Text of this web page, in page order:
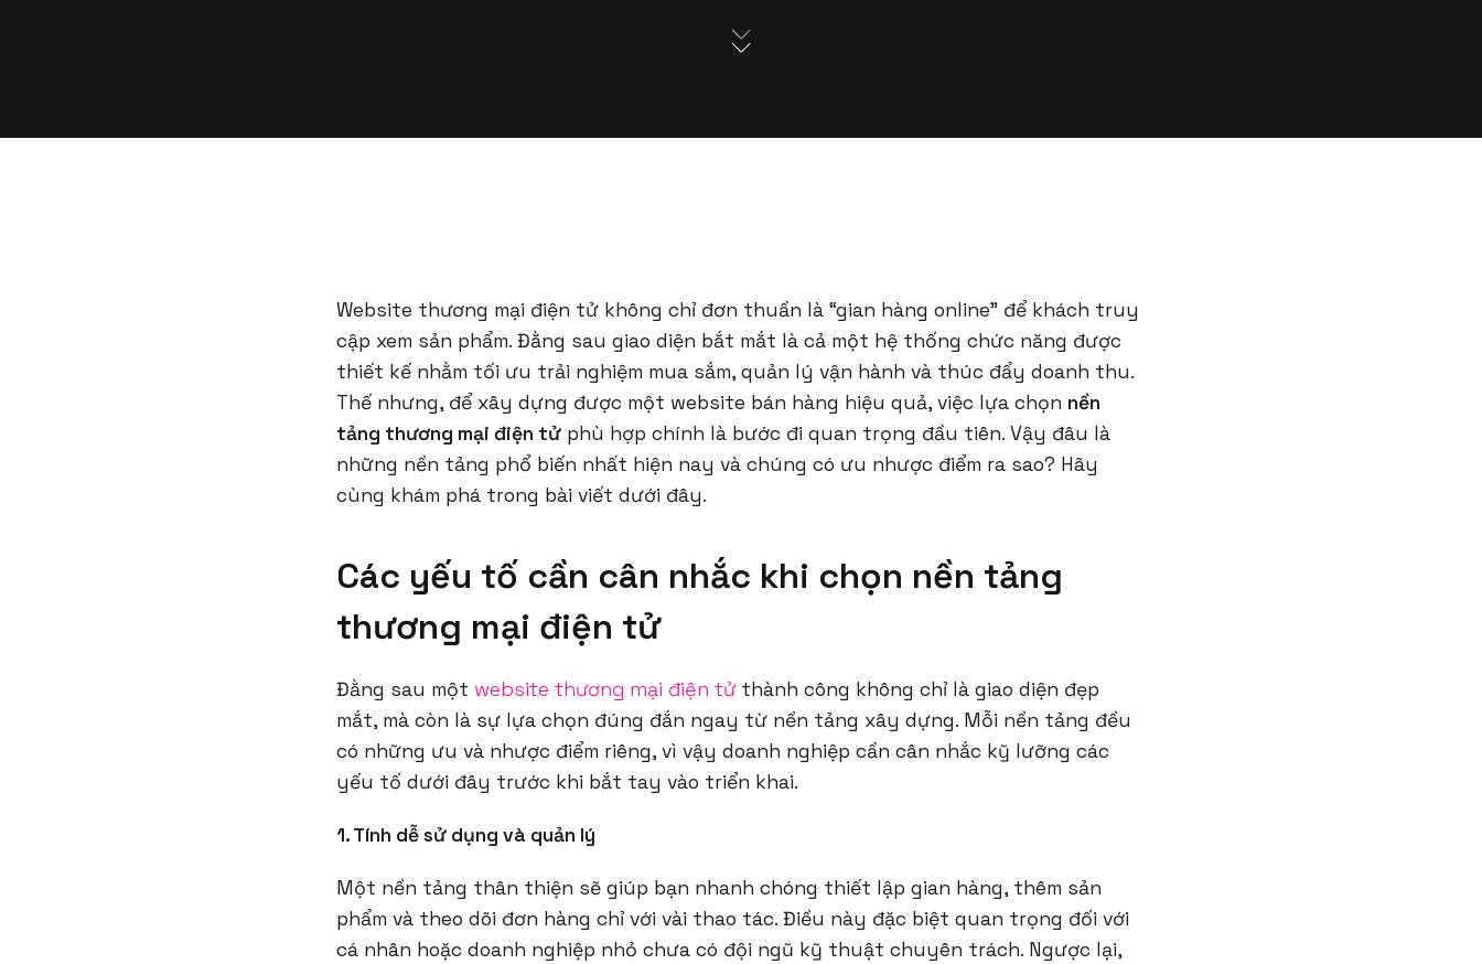
Website thương mại điện tử không chỉ đơn thuần là “gian hàng online” để khách truy
cập xem sản phẩm. Đằng sau giao diện bắt mắt là cả một hệ thống chức năng được
thiết kế nhằm tối ưu trải nghiệm mua sắm, quản lý vận hành và thúc đẩy doanh thu.
Thế nhưng, để xây dựng được một website bán hàng hiệu quả, việc lựa chọn nền
tảng thương mại điện tử phù hợp chính là bước đi quan trọng đầu tiên. Vậy đâu là
những nền tảng phổ biến nhất hiện nay và chúng có ưu nhược điểm ra sao? Hãy
cùng khám phá trong bài viết dưới đây.
Các yếu tố cần cân nhắc khi chọn nền tảng
thương mại điện tử
Đằng sau một website thương mại điện tửthành công không chỉ là giao diện đẹp
mắt, mà còn là sự lựa chọn đúng đắn ngay từ nền tảng xây dựng. Mỗi nền tảng đều
có những ưu và nhược điểm riêng, vì vậy doanh nghiệp cần cân nhắc kỹ lưỡng các
yếu tố dưới đây trước khi bắt tay vào triển khai.
1. Tính dễ sử dụng và quản lý
Một nền tảng thân thiện sẽ giúp bạn nhanh chóng thiết lập gian hàng, thêm sản
phẩm và theo dõi đơn hàng chỉ với vài thao tác. Điều này đặc biệt quan trọng đối với
cá nhân hoặc doanh nghiệp nhỏ chưa có đội ngũ kỹ thuật chuyên trách. Ngược lại,